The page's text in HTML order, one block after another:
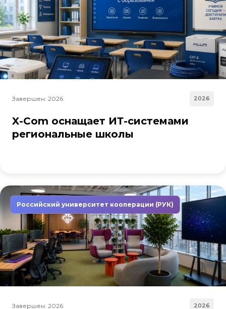
Завершен: 2026 2026
X-Com оснащает ИТ-системами
региональные школы
Российский университет кооперации (РУК)
Завершен: 2026 2026